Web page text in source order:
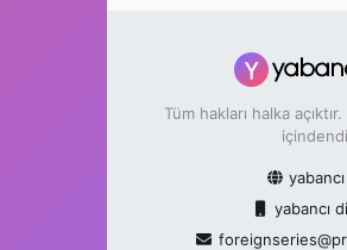
İşlediği konu bir yana aynı
sahneleri içinde önemli bir
dizide kullanılan renkler,
hem konu olarak hem
pişman olmayacağınız bir
belirterek sizlere iyi seyirler
Tüm hakları halka
yabancı